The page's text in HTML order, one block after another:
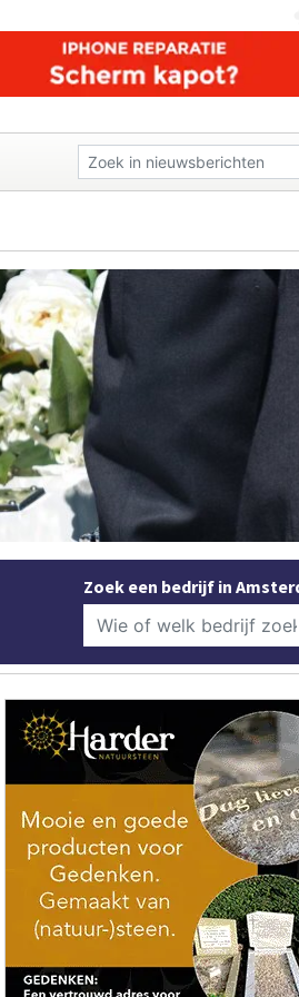
Zoek een bedrijf in